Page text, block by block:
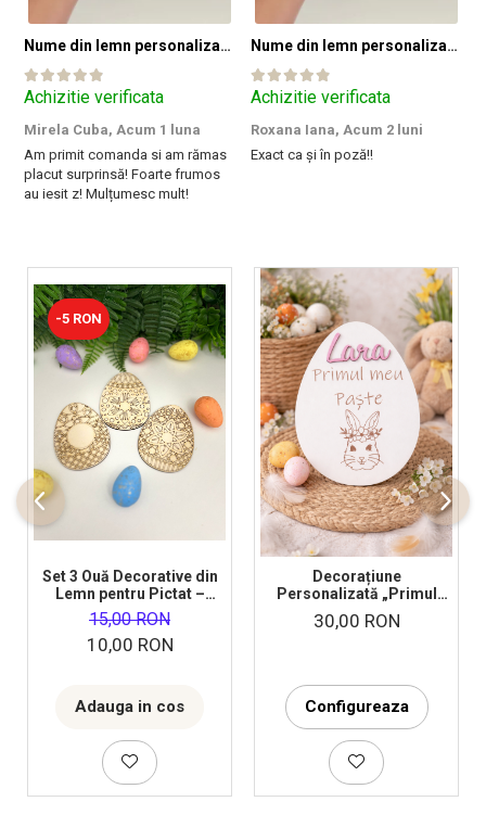
Nume din lemn personalizate pentru panouri foto și baloane - Pret 1 NUME
Achizitie verificata
Mirela Cuba, Acum 1 luna
Am primit comanda si am rămas
placut surprinsă! Foarte frumos
au iesit z! Mulțumesc mult!
Nume din lemn personalizate pentru panouri foto și baloane - Pret 1 NUME
Achizitie verificata
Roxana Iana, Acum 2 luni
Exact ca și în poză!!
-5 RON
Set 3 Ouă Decorative din
Lemn pentru Pictat –
Activitate Creativă de
Paște!
15,00 RON
10,00 RON
Adauga in cos
Decorațiune
Personalizată „Primul
Meu Paște” – Amintire
Unică pentru Fetița Ta!
30,00 RON
Configureaza